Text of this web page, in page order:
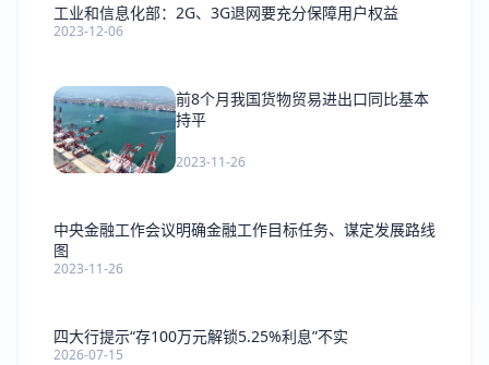
工业和信息化部：2G、3G退网要充分保障用户权益
2023-12-06
前8个月我国货物贸易进出口同比基本
持平
2023-11-26
中央金融工作会议明确金融工作目标任务、谋定发展路线
图
2023-11-26
四大行提示“存100万元解锁5.25%利息”不实
2026-07-15